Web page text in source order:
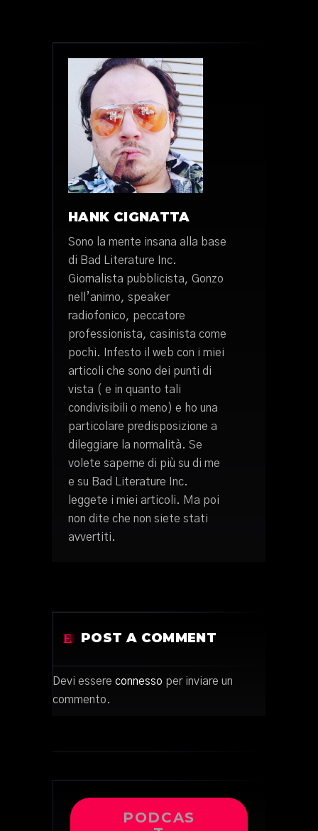
HANK CIGNATTA
Sono la mente insana alla base
di Bad Literature Inc.
Giornalista pubblicista, Gonzo
nell’animo, speaker
radiofonico, peccatore
professionista, casinista come
pochi. Infesto il web con i miei
articoli che sono dei punti di
vista ( e in quanto tali
condivisibili o meno) e ho una
particolare predisposizione a
dileggiare la normalità. Se
volete saperne di più su di me
e su Bad Literature Inc.
leggete i miei articoli. Ma poi
non dite che non siete stati
avvertiti.
POST A COMMENT
Devi essere connesso per inviare un
commento.
PODCAS